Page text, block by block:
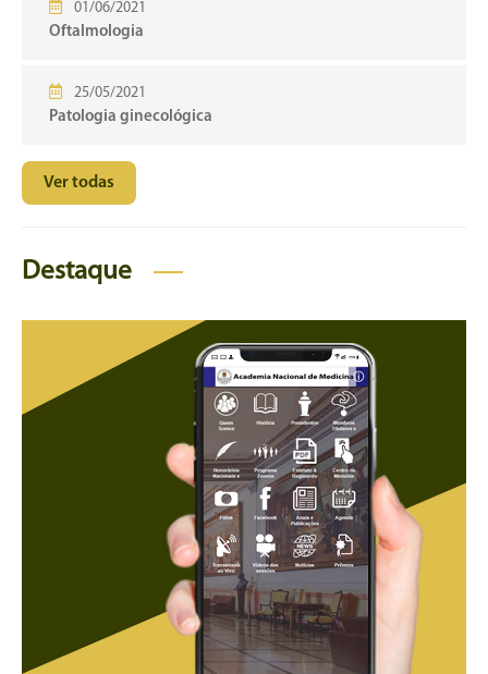
01/06/2021
Oftalmologia
25/05/2021
Patologia ginecológica
Ver todas
Destaque